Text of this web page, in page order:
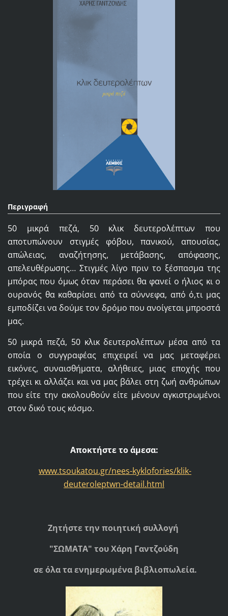
Περιγραφή
50 μικρά πεζά, 50 κλικ δευτερολέπτων που
αποτυπώνουν στιγμές φόβου, πανικού, απουσίας,
απώλειας, αναζήτησης, μετάβασης, απόφασης,
απελευθέρωσης… Στιγμές λίγο πριν το ξέσπασμα της
μπόρας που όμως όταν περάσει θα φανεί ο ήλιος κι ο
ουρανός θα καθαρίσει από τα σύννεφα, από ό,τι μας
εμποδίζει να δούμε τον δρόμο που ανοίγεται μπροστά
μας.
50 μικρά πεζά, 50 κλικ δευτερολέπτων μέσα από τα
οποία ο συγγραφέας επιχειρεί να μας μεταφέρει
εικόνες, συναισθήματα, αλήθειες, μιας εποχής που
τρέχει κι αλλάζει και να μας βάλει στη ζωή ανθρώπων
που είτε την ακολουθούν είτε μένουν αγκιστρωμένοι
στον δικό τους κόσμο.
Αποκτήστε το άμεσα:
www.tsoukatou.gr/nees-kyklofories/klik-
deuteroleptwn-detail.html
Ζητήστε την ποιητική συλλογή
"ΣΩΜΑΤΑ" του Χάρη Γαντζούδη
σε όλα τα ενημερωμένα βιβλιοπωλεία.